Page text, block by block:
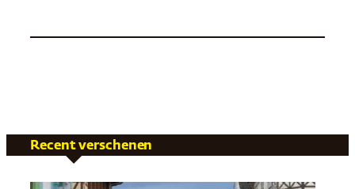
Recent verschenen